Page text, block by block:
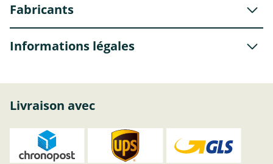
Fabricants
Informations légales
Livraison avec